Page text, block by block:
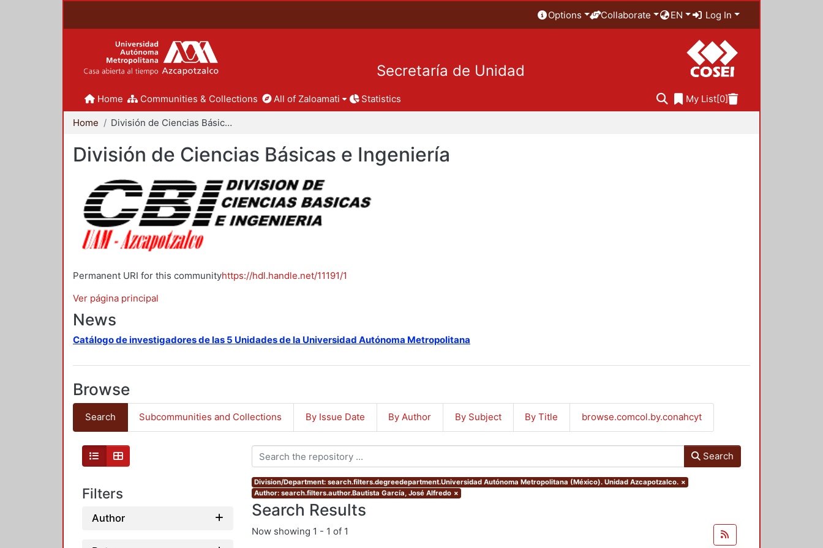
Options Collaborate EN Log In
Secretaría de Unidad
Home Communities & Collections All of Zaloamati Statistics My List[0]
Home División de Ciencias Básicas e Ingeniería
División de Ciencias Básicas e Ingeniería
Permanent URI for this communityhttps://hdl.handle.net/11191/1
Ver página principal
News
Catálogo de investigadores de las 5 Unidades de la Universidad Autónoma Metropolitana
Browse
Search Subcommunities and Collections By Issue Date By Author By Subject By Title browse.comcol.by.conahcyt
Filters
Author
Search
Division/Department: search.filters.degreedepartment.Universidad Autónoma Metropolitana (México). Unidad Azcapotzalco. ×
Author: search.filters.author.Bautista García, José Alfredo ×
Search Results
Now showing 1 - 1 of 1